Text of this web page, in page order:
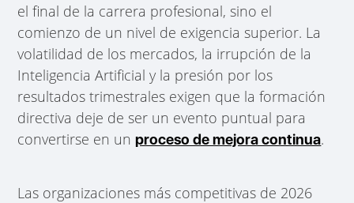
el final de la carrera profesional, sino el
comienzo de un nivel de exigencia superior. La
volatilidad de los mercados, la irrupción de la
Inteligencia Artificial y la presión por los
resultados trimestrales exigen que la formación
directiva deje de ser un evento puntual para
convertirse en unproceso de mejora continua.
Las organizaciones más competitivas de 2026